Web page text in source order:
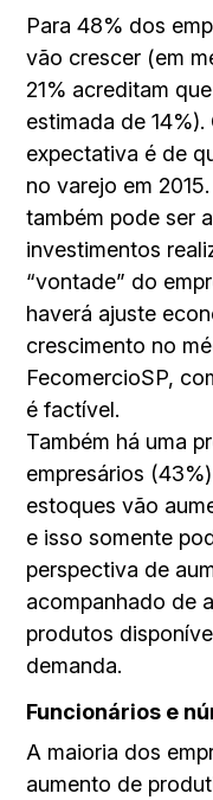
Para 48% dos
vão crescer (em
21% acreditam
estimada de
expectativa é de
no varejo em
também pode ser
investimentos
“vontade” do
haverá ajuste
crescimento no
FecomercioSP,
é factível.
Também há uma
empresários
estoques vão
e isso somente
perspectiva de
acompanhado de
produtos
demanda.
Funcionários e
A maioria dos
aumento de